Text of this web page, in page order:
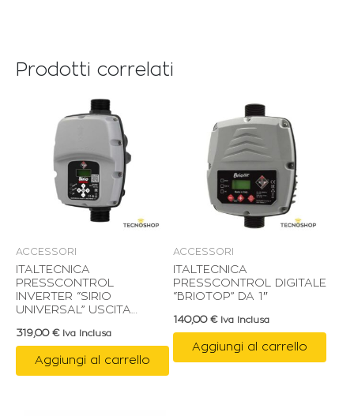
Prodotti correlati
ACCESSORI
ITALTECNICA
PRESSCONTROL
INVERTER “SIRIO
UNIVERSAL” USCITA
319,00 € Iva Inclusa
Aggiungi al carrello
ACCESSORI
ITALTECNICA
PRESSCONTROL DIGITALE
“BRIOTOP” DA 1″
140,00 € Iva Inclusa
Aggiungi al carrello